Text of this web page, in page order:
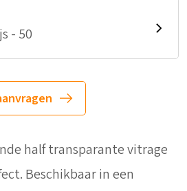
- 50
half transparante vitrage
Beschikbaar in een